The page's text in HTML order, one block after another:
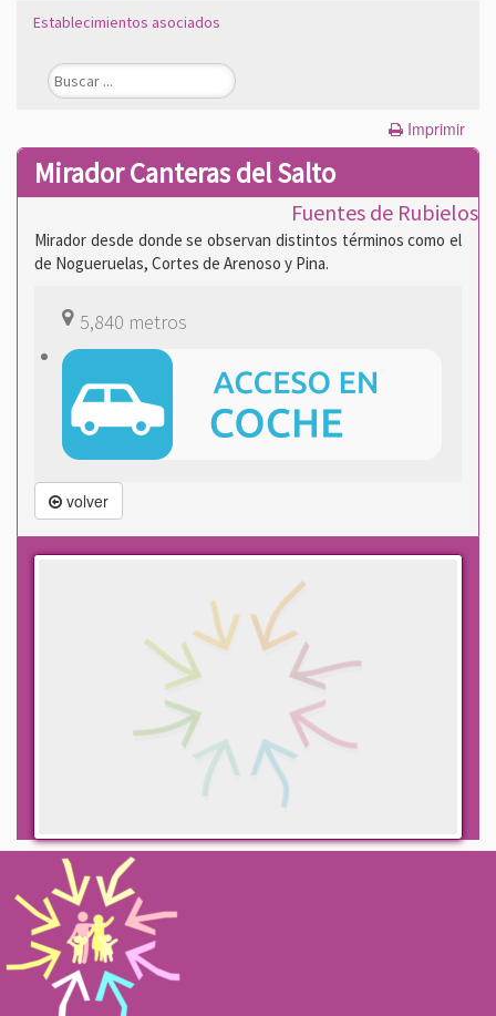
Establecimientos asociados
Imprimir
Mirador Canteras del Salto
Fuentes de Rubielos
Mirador desde donde se observan distintos términos como el
de Nogueruelas, Cortes de Arenoso y Pina.
5,840 metros
volver